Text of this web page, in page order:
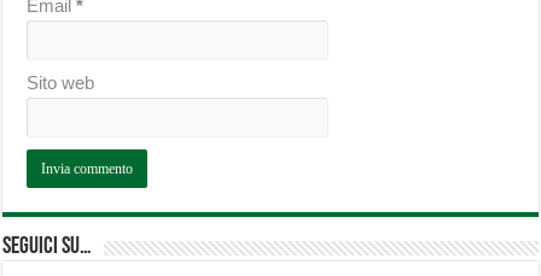
Email*
Sito web
Seguici su…